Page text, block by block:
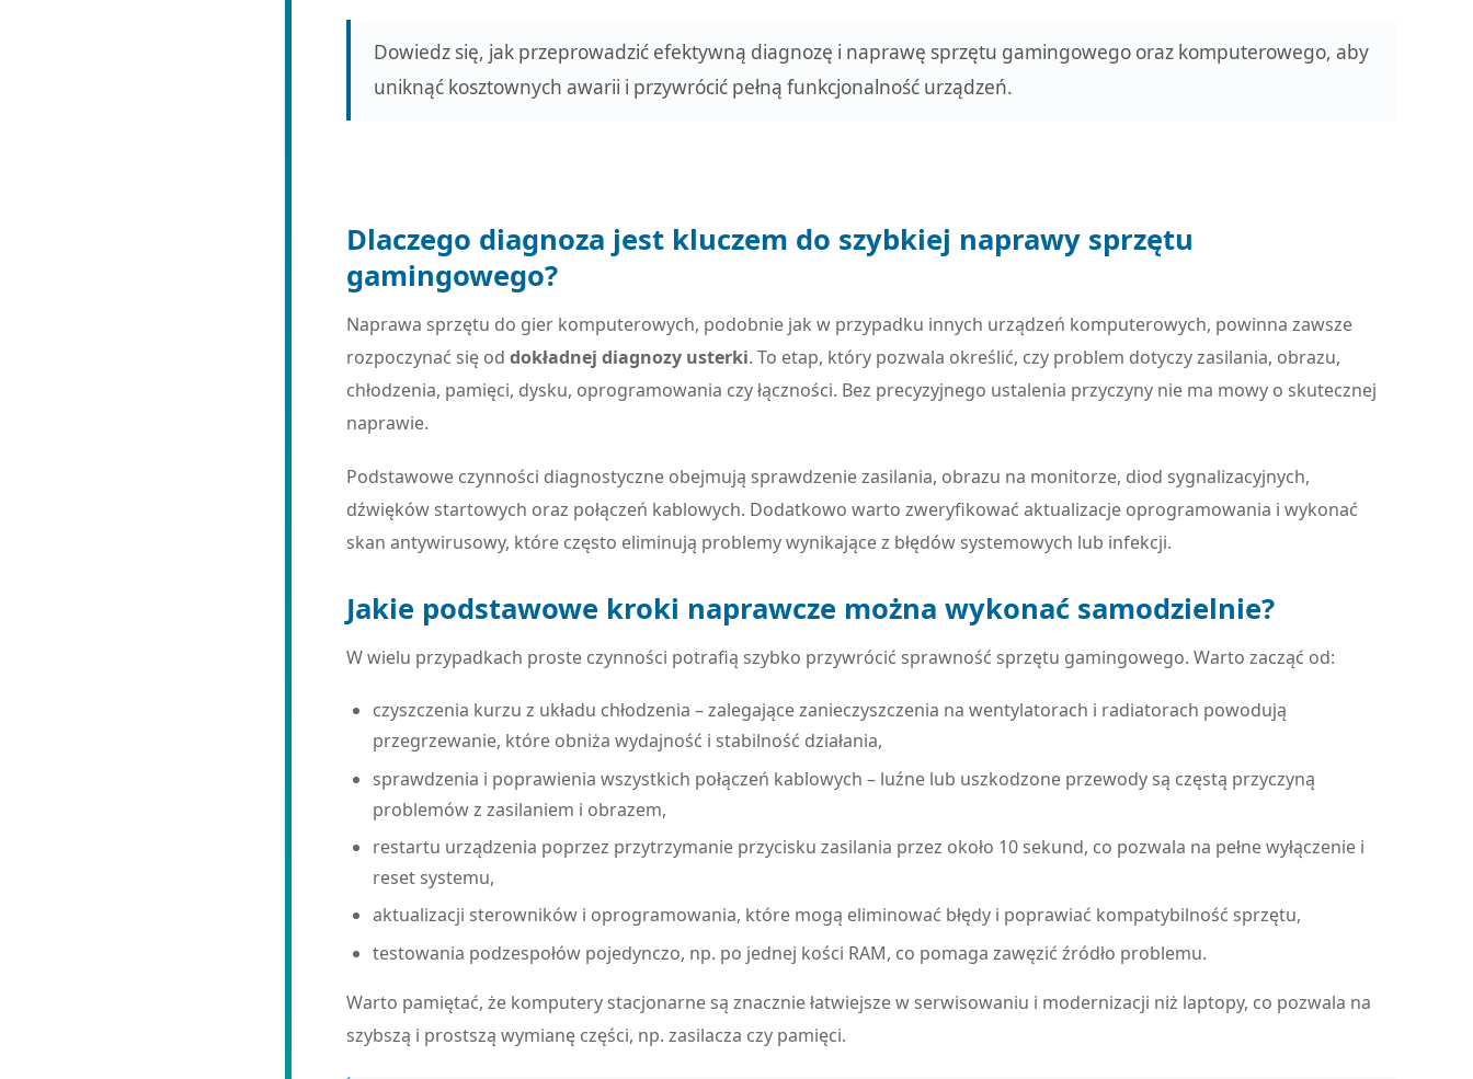
Dowiedz się, jak przeprowadzić efektywną diagnozę i naprawę sprzętu gamingowego oraz komputerowego, aby
uniknąć kosztownych awarii i przywrócić pełną funkcjonalność urządzeń.
Dlaczego diagnoza jest kluczem do szybkiej naprawy sprzętu
gamingowego?
Naprawa sprzętu do gier komputerowych, podobnie jak w przypadku innych urządzeń komputerowych, powinna zawsze
rozpoczynać się od dokładnej diagnozy usterki. To etap, który pozwala określić, czy problem dotyczy zasilania, obrazu,
chłodzenia, pamięci, dysku, oprogramowania czy łączności. Bez precyzyjnego ustalenia przyczyny nie ma mowy o skutecznej
naprawie.
Podstawowe czynności diagnostyczne obejmują sprawdzenie zasilania, obrazu na monitorze, diod sygnalizacyjnych,
dźwięków startowych oraz połączeń kablowych. Dodatkowo warto zweryfikować aktualizacje oprogramowania i wykonać
skan antywirusowy, które często eliminują problemy wynikające z błędów systemowych lub infekcji.
Jakie podstawowe kroki naprawcze można wykonać samodzielnie?
W wielu przypadkach proste czynności potrafią szybko przywrócić sprawność sprzętu gamingowego. Warto zacząć od:
czyszczenia kurzu z układu chłodzenia – zalegające zanieczyszczenia na wentylatorach i radiatorach powodują
przegrzewanie, które obniża wydajność i stabilność działania,
sprawdzenia i poprawienia wszystkich połączeń kablowych – luźne lub uszkodzone przewody są częstą przyczyną
problemów z zasilaniem i obrazem,
restartu urządzenia poprzez przytrzymanie przycisku zasilania przez około 10 sekund, co pozwala na pełne wyłączenie i
reset systemu,
aktualizacji sterowników i oprogramowania, które mogą eliminować błędy i poprawiać kompatybilność sprzętu,
testowania podzespołów pojedynczo, np. po jednej kości RAM, co pomaga zawęzić źródło problemu.
Warto pamiętać, że komputery stacjonarne są znacznie łatwiejsze w serwisowaniu i modernizacji niż laptopy, co pozwala na
szybszą i prostszą wymianę części, np. zasilacza czy pamięci.